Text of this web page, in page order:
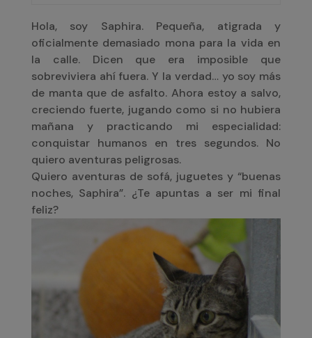
Hola, soy Saphira. Pequeña, atigrada y
oficialmente demasiado mona para la vida en
la calle. Dicen que era imposible que
sobreviviera ahí fuera. Y la verdad… yo soy más
de manta que de asfalto. Ahora estoy a salvo,
creciendo fuerte, jugando como si no hubiera
mañana y practicando mi especialidad:
conquistar humanos en tres segundos. No
quiero aventuras peligrosas.
Quiero aventuras de sofá, juguetes y “buenas
noches, Saphira”. ¿Te apuntas a ser mi final
feliz?